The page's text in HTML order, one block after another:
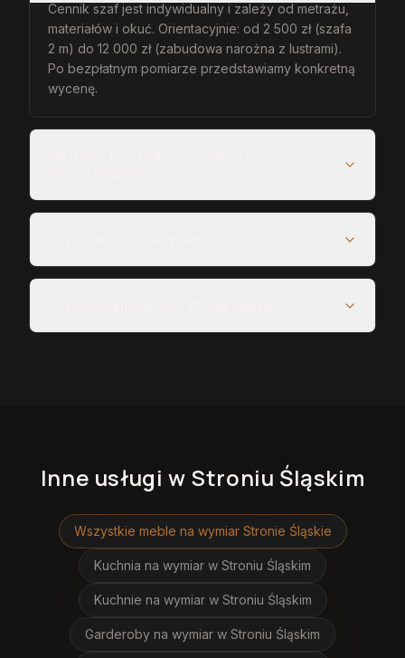
Cennik szaf jest indywidualny i zależy od metrażu,
materiałów i okuć. Orientacyjnie: od 2 500 zł (szafa
2 m) do 12 000 zł (zabudowa narożna z lustrami).
Po bezpłatnym pomiarze przedstawiamy konkretną
wycenę.
Inne usługi w Stroniu Śląskim
Wszystkie meble na wymiar Stronie Śląskie
Kuchnia na wymiar w Stroniu Śląskim
Kuchnie na wymiar w Stroniu Śląskim
Garderoby na wymiar w Stroniu Śląskim